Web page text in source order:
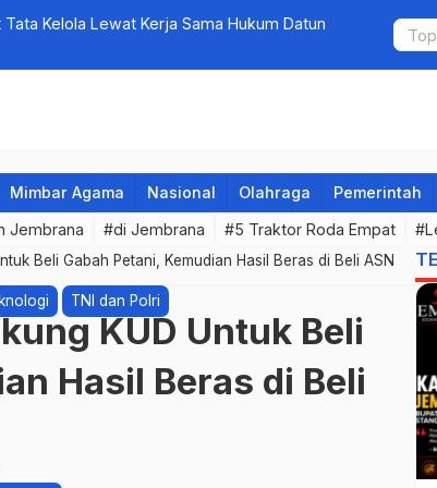
Kelola Lewat Kerja Sama Hukum Datun
5
bagi Calon
Mimbar Agama Nasional Olahraga Pemerintah
Jembrana #di Jembrana #5 Traktor Roda Empat
Beli Gabah Petani, Kemudian Hasil Beras di Beli ASN
TNI dan Polri
KUD Untuk Beli
Hasil Beras di Beli